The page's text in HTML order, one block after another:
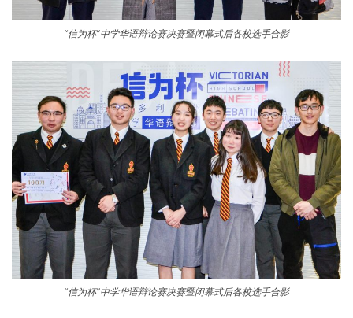
“信为杯”中学华语辩论赛决赛暨闭幕式后各校选手合影
“信为杯”中学华语辩论赛决赛暨闭幕式后各校选手合影